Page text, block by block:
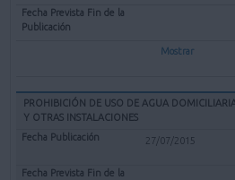
Mostrar
PROHIBICIÓN DE USO DE AGUA
Y OTRAS INSTALACIONES
27/07/2015